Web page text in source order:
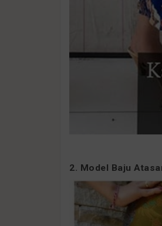
2. Model Baju